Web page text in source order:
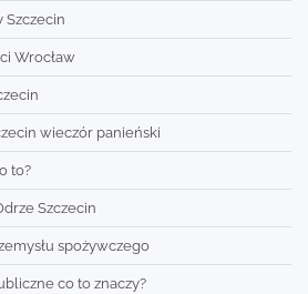
Szczecin
Wrocław
wieczór panieński
to?
Szczecin
spożywczego
co to znaczy?